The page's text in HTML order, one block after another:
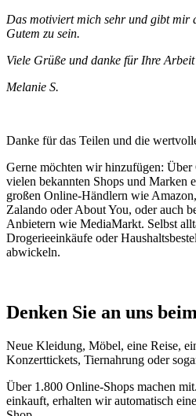
Das motiviert mich sehr und gibt mir
Gutem zu sein.
Viele Grüße und danke für Ihre Arbeit
Melanie S.
Danke für das Teilen und die
Gerne möchten wir hinzufügen:
vielen bekannten Shops und Marken
großen Online-Händlern wie
Zalando oder About You, oder auch
Anbietern wie MediaMarkt. Selbst
Drogerieeinkäufe oder
abwickeln.
Denken Sie an uns
Neue Kleidung, Möbel, eine Reise,
Konzerttickets, Tiernahrung oder
Über 1.800 Online-Shops machen
einkauft, erhalten wir automatisch